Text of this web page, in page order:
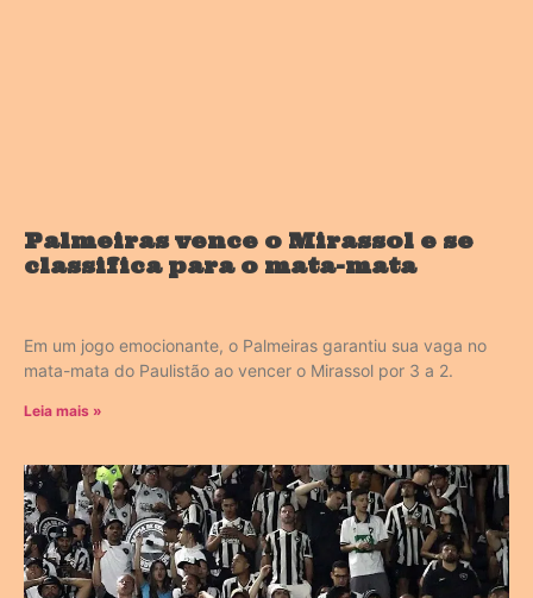
Palmeiras vence o Mirassol e se
classifica para o mata-mata
Em um jogo emocionante, o Palmeiras garantiu sua vaga no
mata-mata do Paulistão ao vencer o Mirassol por 3 a 2.
Leia mais »